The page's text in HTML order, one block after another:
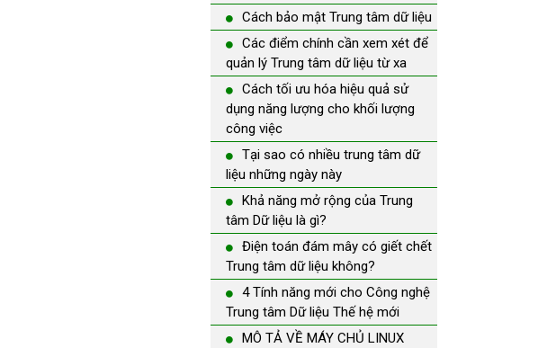
Cách bảo mật Trung tâm dữ liệu
Các điểm chính cần xem xét để
quản lý Trung tâm dữ liệu từ xa
Cách tối ưu hóa hiệu quả sử
dụng năng lượng cho khối lượng
công việc
Tại sao có nhiều trung tâm dữ
liệu những ngày này
Khả năng mở rộng của Trung
tâm Dữ liệu là gì?
Điện toán đám mây có giết chết
Trung tâm dữ liệu không?
4 Tính năng mới cho Công nghệ
Trung tâm Dữ liệu Thế hệ mới
MÔ TẢ VỀ MÁY CHỦ LINUX